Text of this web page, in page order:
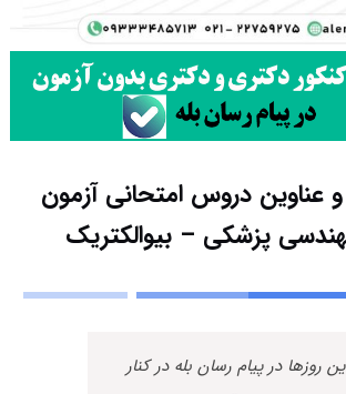
دروس امتحانی آزمون
پزشکی – بیوالکتریک
روزها در پیام رسان بله در کنار